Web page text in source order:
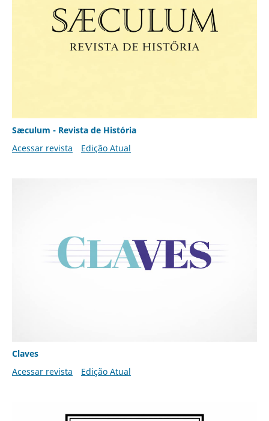
Sæculum - Revista de História
Acessar revista
Edição Atual
Claves
Acessar revista
Edição Atual